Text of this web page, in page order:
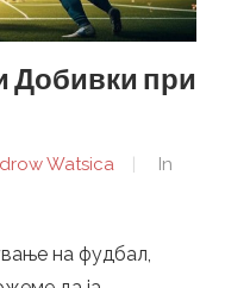
Добивки при
Watsica
In
на фудбал,